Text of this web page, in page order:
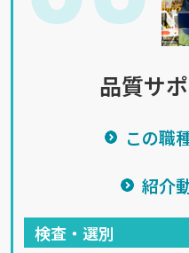
品質サ
この職
紹介
検査・選別